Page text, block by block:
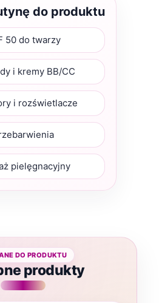
do produktu
50 do twarzy
i kremy BB/CC
i rozświetlacze
pielęgnacyjny
produkty